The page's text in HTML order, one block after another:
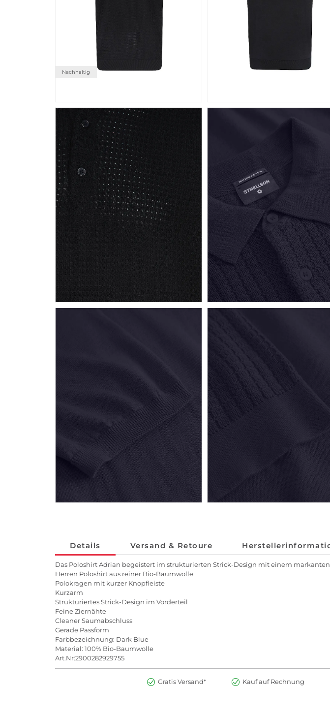
Nachhaltig
Details Versand & Retoure
Das Poloshirt Adrian begeistert im strukturierten Strick-Design mit einem
Herren Poloshirt aus reiner Bio-Baumwolle
Polokragen mit kurzer Knopfleiste
Kurzarm
Strukturiertes Strick-Design im Vorderteil
Feine Ziernähte
Cleaner Saumabschluss
Gerade Passform
Farbbezeichnung: Dark Blue
Material: 100% Bio-Baumwolle
Art.Nr:2900282929755
Gratis Versand* Kauf auf Rechnung